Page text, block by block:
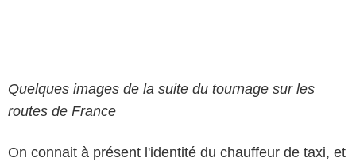
Quelques images de la suite du tournage sur les
routes de France
On connait à présent l'identité du chauffeur de taxi, et